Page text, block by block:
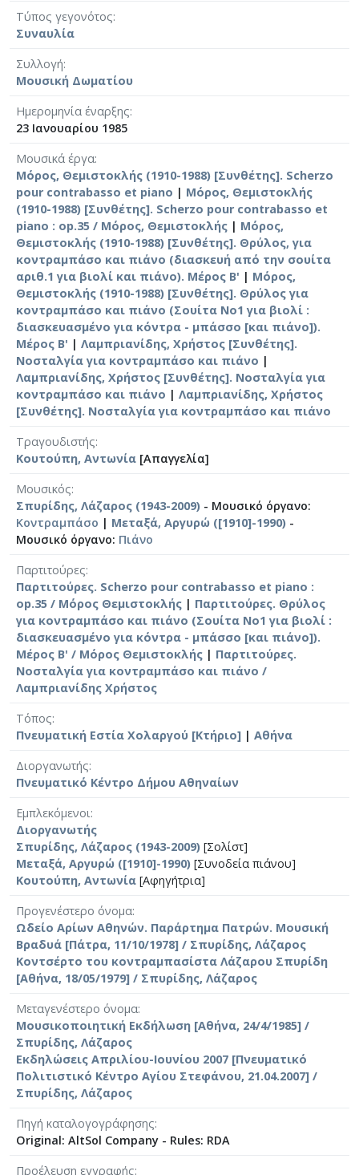
Τύπος γεγονότος
Συναυλία
Συλλογή
Μουσική Δωματίου
Ημερομηνία έναρξης
23 Ιανουαρίου 1985
Μουσικά έργα
Μόρος, Θεμιστοκλής (1910-1988) [Συνθέτης]. Scherzo
pour contrabasso et piano | Μόρος, Θεμιστοκλής
(1910-1988) [Συνθέτης]. Scherzo pour contrabasso et
piano : op.35 / Μόρος, Θεμιστοκλής | Μόρος,
Θεμιστοκλής (1910-1988) [Συνθέτης]. Θρύλος, για
κοντραμπάσο και πιάνο (διασκευή από την σουίτα
αριθ.1 για βιολί και πιάνο). Μέρος Β' | Μόρος,
Θεμιστοκλής (1910-1988) [Συνθέτης]. Θρύλος για
κοντραμπάσο και πιάνο (Σουίτα No1 για βιολί :
διασκευασμένο για κόντρα - μπάσσο [και πιάνο]).
Μέρος Β' | Λαμπριανίδης, Χρήστος [Συνθέτης].
Νοσταλγία για κοντραμπάσο και πιάνο |
Λαμπριανίδης, Χρήστος [Συνθέτης]. Νοσταλγία για
κοντραμπάσο και πιάνο | Λαμπριανίδης, Χρήστος
[Συνθέτης]. Νοσταλγία για κοντραμπάσο και πιάνο
Τραγουδιστής
Κουτούπη, Αντωνία [Απαγγελία]
Μουσικός
Σπυρίδης, Λάζαρος (1943-2009) - Μουσικό όργανο:
Κοντραμπάσο | Μεταξά, Αργυρώ ([1910]-1990) -
Μουσικό όργανο: Πιάνο
Παρτιτούρες
Παρτιτούρες. Scherzo pour contrabasso et piano :
op.35 / Μόρος Θεμιστοκλής | Παρτιτούρες. Θρύλος
για κοντραμπάσο και πιάνο (Σουίτα No1 για βιολί :
διασκευασμένο για κόντρα - μπάσσο [και πιάνο]).
Μέρος Β' / Μόρος Θεμιστοκλής | Παρτιτούρες.
Νοσταλγία για κοντραμπάσο και πιάνο /
Λαμπριανίδης Χρήστος
Τόπος
Πνευματική Εστία Χολαργού [Κτήριο] | Αθήνα
Διοργανωτής
Πνευματικό Κέντρο Δήμου Αθηναίων
Εμπλεκόμενοι
Διοργανωτής
Σπυρίδης, Λάζαρος (1943-2009) [Σολίστ]
Μεταξά, Αργυρώ ([1910]-1990) [Συνοδεία πιάνου]
Κουτούπη, Αντωνία [Αφηγήτρια]
Προγενέστερο όνομα
Ωδείο Αρίων Αθηνών. Παράρτημα Πατρών. Μουσική
Βραδυά [Πάτρα, 11/10/1978] / Σπυρίδης, Λάζαρος
Κοντσέρτο του κοντραμπασίστα Λάζαρου Σπυρίδη
[Αθήνα, 18/05/1979] / Σπυρίδης, Λάζαρος
Μεταγενέστερο όνομα
Μουσικοποιητική Εκδήλωση [Αθήνα, 24/4/1985] /
Σπυρίδης, Λάζαρος
Εκδηλώσεις Απριλίου-Ιουνίου 2007 [Πνευματικό
Πολιτιστικό Κέντρο Αγίου Στεφάνου, 21.04.2007] /
Σπυρίδης, Λάζαρος
Πηγή καταλογογράφησης
Original: AltSol Company - Rules: RDA
Προέλευση εγγραφής